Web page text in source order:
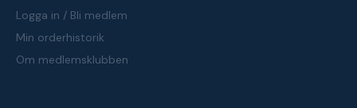
Logga in / Bli medlem
Min orderhistorik
Om medlemsklubben